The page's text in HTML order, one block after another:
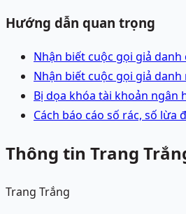
Hướng dẫn quan trọng
Nhận biết cuộc gọi giả danh
Nhận biết cuộc gọi giả danh
Bị dọa khóa tài khoản ngân
Cách báo cáo số rác, số lừa
Thông tin Trang
Trang Trắng